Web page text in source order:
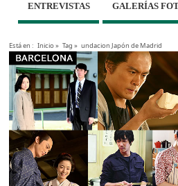
ENTREVISTAS GALERÍAS
Está en : Inicio» Tag » undacion Japón de Madrid